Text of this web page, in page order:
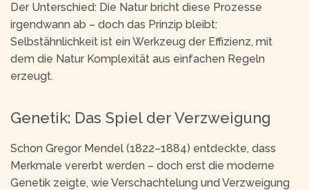
Der Unterschied: Die Natur bricht diese Prozesse
irgendwann ab – doch das Prinzip bleibt:
Selbstähnlichkeit ist ein Werkzeug der Effizienz, mit
dem die Natur Komplexität aus einfachen Regeln
erzeugt.
Genetik: Das Spiel der Verzweigung
Schon Gregor Mendel (1822–1884) entdeckte, dass
Merkmale vererbt werden – doch erst die moderne
Genetik zeigte, wie Verschachtelung und Verzweigung